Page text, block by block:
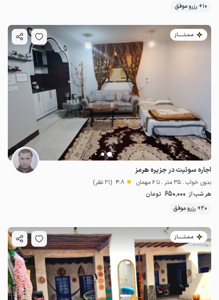
10+ رزرو موفق
مـمـتــــــاز
اجاره سوئیت در جزیره هرمز
بدون خواب . 35 متر . تا 6 مهمان 4.8 (21 نظر)
هر شب از 650٬000 تومان
20+ رزرو موفق
مـمـتــــــاز